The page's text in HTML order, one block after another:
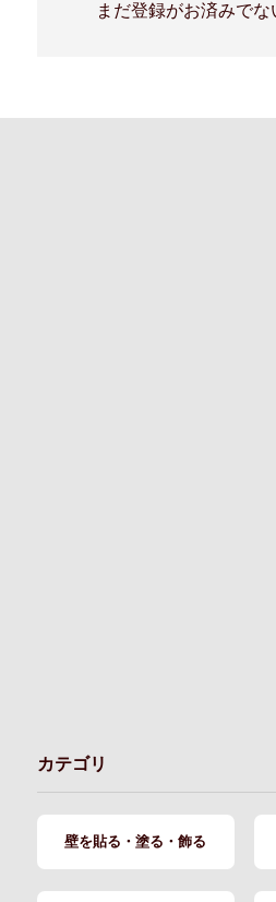
まだ登録がお済みでな
カテゴリ
壁を貼る・塗る・飾る